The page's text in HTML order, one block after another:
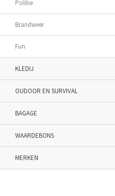
Politie
Brandweer
Fun
KLEDIJ
OUDOOR EN SURVIVAL
BAGAGE
WAARDEBONS
MERKEN